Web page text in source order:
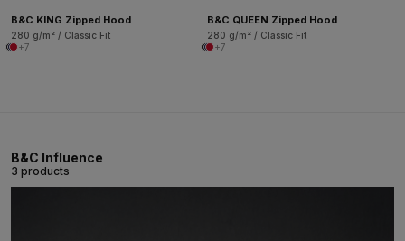
B&C KING Zipped Hood
280 g/m² / Classic Fit
+7
B&C QUEEN Zipped Hood
280 g/m² / Classic Fit
+7
B&C Influence
3 products